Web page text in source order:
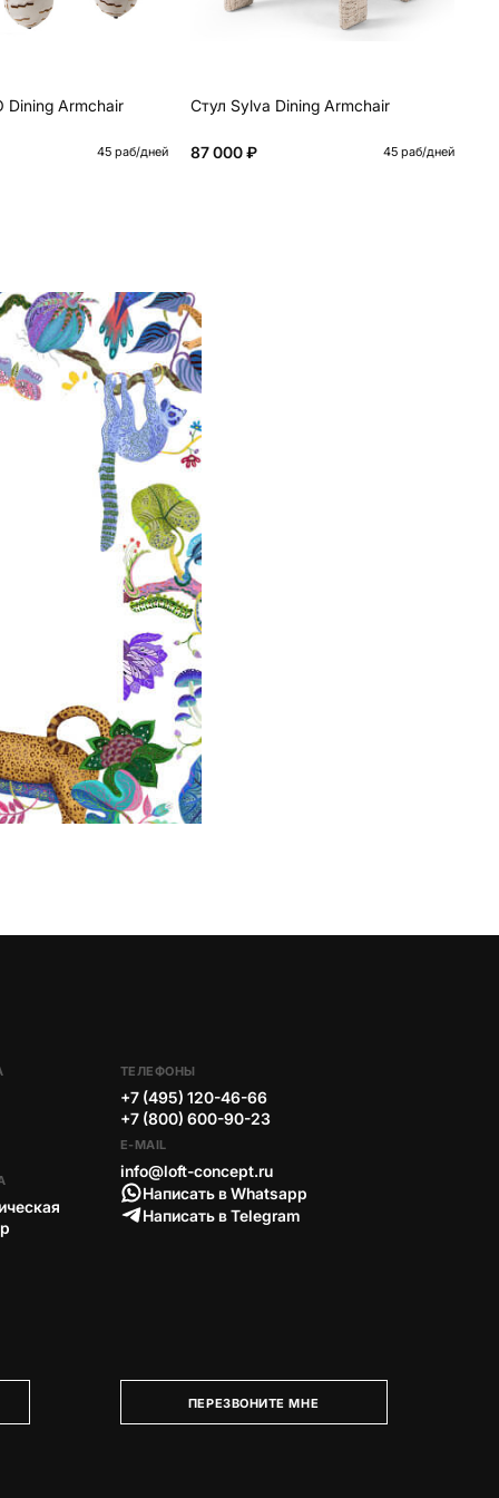
Dining Armchair
45 раб/дней
Стул Sylva Dining Armchair
87 000 ₽ 45 раб/дней
ТЕЛЕФОНЫ
+7 (495) 120-46-66
+7 (800) 600-90-23
E-MAIL
info@loft-concept.ru
Написать в Whatsapp
Написать в Telegram
ПЕРЕЗВОНИТЕ МНЕ